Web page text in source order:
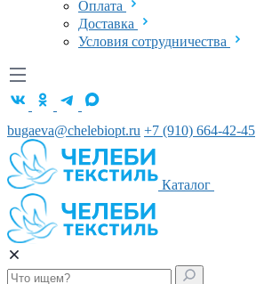
Оплата
Доставка
Условия сотрудничества
bugaeva@chelebiopt.ru +7 (910) 664-42-45
Каталог